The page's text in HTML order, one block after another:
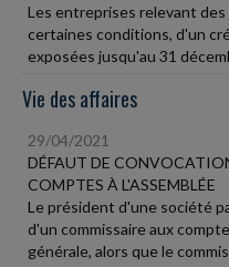
Les entreprises relevant
certaines conditions, d'un
exposées jusqu'au 31
Vie des affaires
29/04/2021
DÉFAUT DE
COMPTES À L'ASSEMBLÉE
Le président d'une société
d'un commissaire aux
générale, alors que le